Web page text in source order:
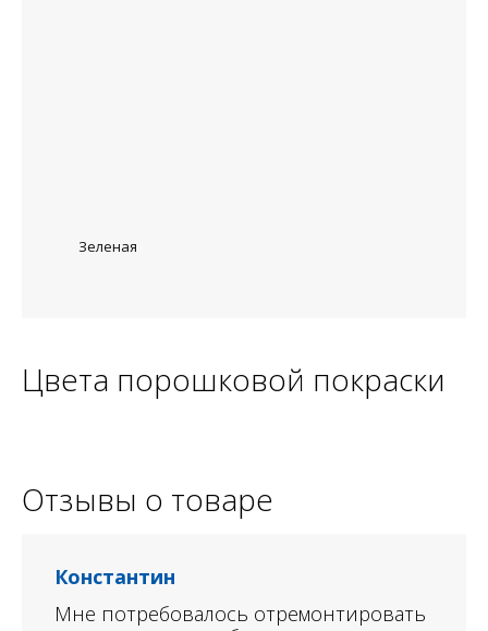
Зеленая
Цвета порошковой покраски
Отзывы о товаре
Константин
Мне потребовалось отремонтировать